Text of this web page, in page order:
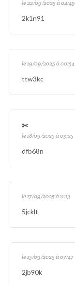
le 22/09/2025 à 04:49
2k1n91
le 19/09/2025 à 00:54
ttw3kc
✂
le 18/09/2025 à 03:25
dfb68n
le 17/09/2025 à 11:13
5jcklt
le 15/09/2025 à 07:47
2jb90k